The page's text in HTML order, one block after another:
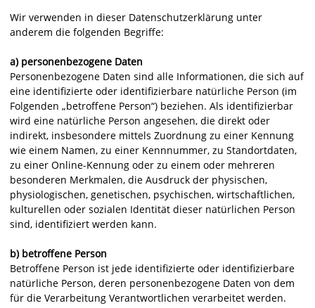
Wir verwenden in dieser Datenschutzerklärung unter
anderem die folgenden Begriffe:
a) personenbezogene Daten
Personenbezogene Daten sind alle Informationen, die sich auf
eine identifizierte oder identifizierbare natürliche Person (im
Folgenden „betroffene Person“) beziehen. Als identifizierbar
wird eine natürliche Person angesehen, die direkt oder
indirekt, insbesondere mittels Zuordnung zu einer Kennung
wie einem Namen, zu einer Kennnummer, zu Standortdaten,
zu einer Online-Kennung oder zu einem oder mehreren
besonderen Merkmalen, die Ausdruck der physischen,
physiologischen, genetischen, psychischen, wirtschaftlichen,
kulturellen oder sozialen Identität dieser natürlichen Person
sind, identifiziert werden kann.
b) betroffene Person
Betroffene Person ist jede identifizierte oder identifizierbare
natürliche Person, deren personenbezogene Daten von dem
für die Verarbeitung Verantwortlichen verarbeitet werden.